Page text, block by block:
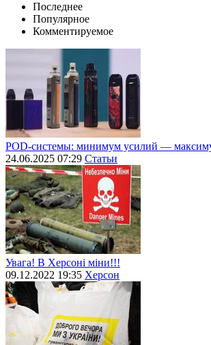
Последнее
Популярное
Комментируемое
POD-системы: минимум усилий —
24.06.2025 07:29 Статьи
Увага! В Херсоні міни!!!
09.12.2022 19:35 Херсон